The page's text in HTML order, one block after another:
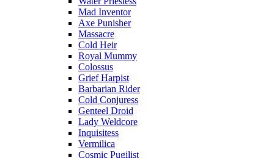
Mad Inventor
Axe Punisher
Massacre
Cold Heir
Royal Mummy
Colossus
Grief Harpist
Barbarian Rider
Cold Conjuress
Genteel Droid
Lady Weldcore
Inquisitess
Vermilica
Cosmic Pugilist